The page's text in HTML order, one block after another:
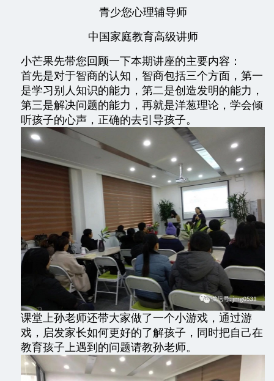
青少您心理辅导师
中国家庭教育高级讲师
小芒果先带您回顾一下本期讲座的主要内容：
首先是对于智商的认知，智商包括三个方面，第一
是学习别人知识的能力，第二是创造发明的能力，
第三是解决问题的能力，再就是洋葱理论，学会倾
听孩子的心声，正确的去引导孩子。
课堂上孙老师还带大家做了一个小游戏，通过游
戏，启发家长如何更好的了解孩子，同时把自己在
教育孩子上遇到的问题请教孙老师。